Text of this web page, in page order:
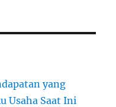
yang
Usaha Saat Ini